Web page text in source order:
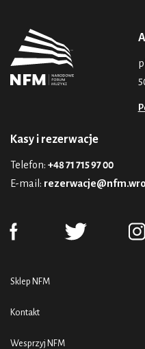
Kasy i rezerwacje
Telefon: +48 71 715 97 00
E-mail:
Sklep NFM
Kontakt
Wesprzyj NFM